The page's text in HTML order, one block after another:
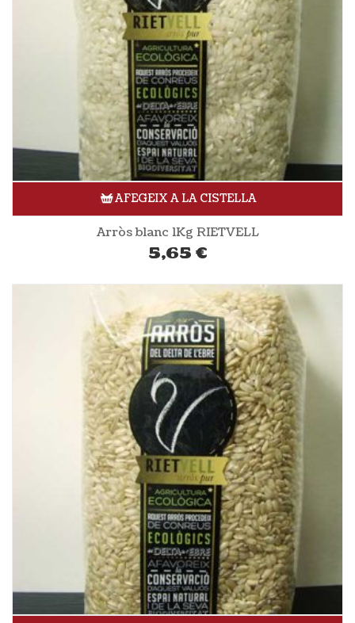
AFEGEIX A LA CISTELLA
Arròs blanc 1Kg RIETVELL
5,65 €